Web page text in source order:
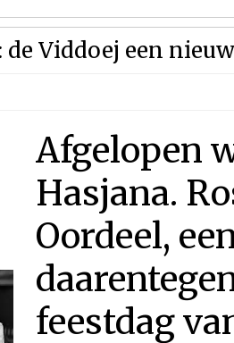
de Viddoej een
Afgelopen
Hasjana.
Oordeel,
feestdag